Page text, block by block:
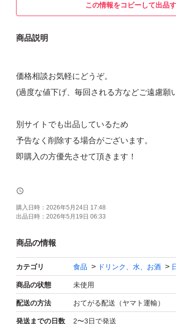
この情報をコピーして出品
商品説明
価格相談お気軽にどうぞ。
(過度な値下げ、毎回される方などご遠慮願
別サイトでも出品しているため
予告なく削除する場合がございます。
即購入の方優先させて頂きます！
トラブル防止の為、返品、返金はお断りしま
よろしくお願いします！！
・Yahoo!フリマの仕様につきクール便での
せん。ご了承ください。
・購入意思のない価格相談はお辞めください
・20歳未満の方には販売しません。
購入日時： 2026年5月24日 17:48
出品日時： 2026年5月19日 06:33
商品の情報
カテゴリ 食品 ドリンク、水、お酒
商品の状態 未使用
配送の方法 おてがる配送（ヤマト運輸）
発送までの日数 2〜3日で発送
！